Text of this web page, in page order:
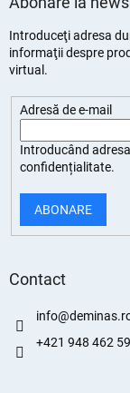
Introduceţi adresa
informaţii despre
virtual.
Adresă de e-mail
Introducând
confidențialitate.
ABONARE
Contact
info@
+421 948 462